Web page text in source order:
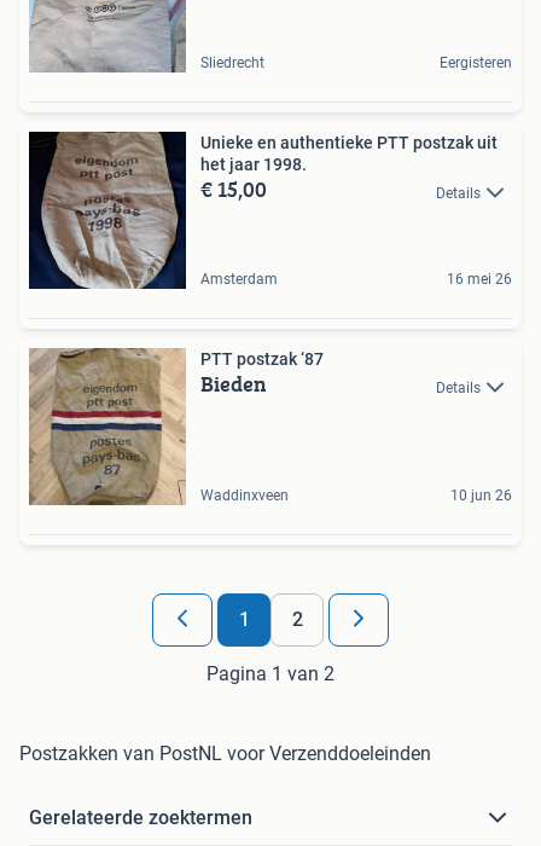
Sliedrecht Eergisteren
Unieke en authentieke PTT postzak uit
het jaar 1998.
€ 15,00 Details
Amsterdam 16 mei 26
PTT postzak ‘87
Bieden Details
Waddinxveen 10 jun 26
1 2
Pagina 1 van 2
Postzakken van PostNL voor Verzenddoeleinden
Gerelateerde zoektermen